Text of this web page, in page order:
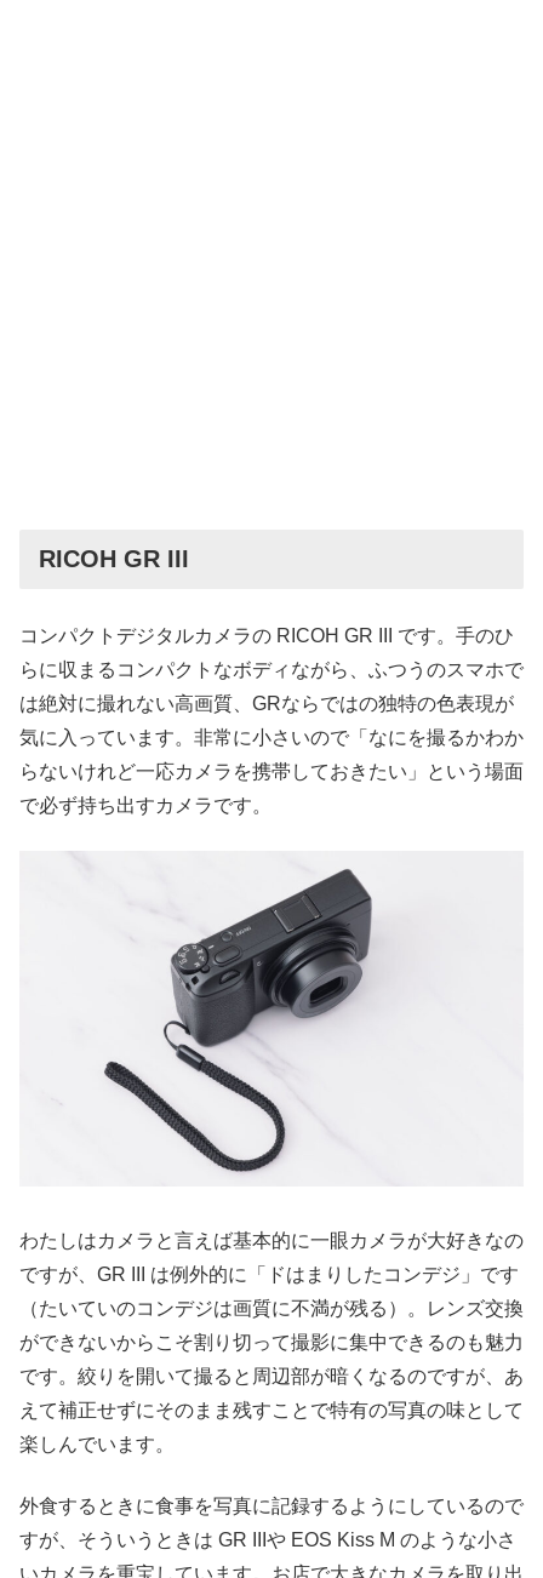
RICOH GR III
コンパクトデジタルカメラの RICOH GR III です。手のひ
らに収まるコンパクトなボディながら、ふつうのスマホで
は絶対に撮れない高画質、GRならではの独特の色表現が
気に入っています。非常に小さいので「なにを撮るかわか
らないけれど一応カメラを携帯しておきたい」という場面
で必ず持ち出すカメラです。
わたしはカメラと言えば基本的に一眼カメラが大好きなの
ですが、GR III は例外的に「ドはまりしたコンデジ」です
（たいていのコンデジは画質に不満が残る）。レンズ交換
ができないからこそ割り切って撮影に集中できるのも魅力
です。絞りを開いて撮ると周辺部が暗くなるのですが、あ
えて補正せずにそのまま残すことで特有の写真の味として
楽しんでいます。
外食するときに食事を写真に記録するようにしているので
すが、そういうときは GR IIIや EOS Kiss M のような小さ
いカメラを重宝しています。お店で大きなカメラを取り出